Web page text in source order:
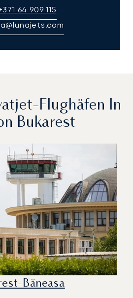
64 909 115
Flughäfen In
Bukarest
Băneasa